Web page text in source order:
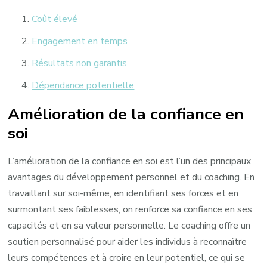
Coût élevé
Engagement en temps
Résultats non garantis
Dépendance potentielle
Amélioration de la confiance en
soi
L’amélioration de la confiance en soi est l’un des principaux
avantages du développement personnel et du coaching. En
travaillant sur soi-même, en identifiant ses forces et en
surmontant ses faiblesses, on renforce sa confiance en ses
capacités et en sa valeur personnelle. Le coaching offre un
soutien personnalisé pour aider les individus à reconnaître
leurs compétences et à croire en leur potentiel, ce qui se